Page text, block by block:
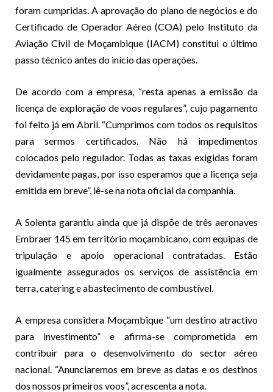
foram cumpridas. A aprovação do plano de negócios e do
Certificado de Operador Aéreo (COA) pelo Instituto da
Aviação Civil de Moçambique (IACM) constitui o último
passo técnico antes do início das operações.
De acordo com a empresa, “resta apenas a emissão da
licença de exploração de voos regulares”, cujo pagamento
foi feito já em Abril. “Cumprimos com todos os requisitos
para sermos certificados. Não há impedimentos
colocados pelo regulador. Todas as taxas exigidas foram
devidamente pagas, por isso esperamos que a licença seja
emitida em breve”, lê-se na nota oficial da companhia.
A Solenta garantiu ainda que já dispõe de três aeronaves
Embraer 145 em território moçambicano, com equipas de
tripulação e apoio operacional contratadas. Estão
igualmente assegurados os serviços de assistência em
terra, catering e abastecimento de combustível.
A empresa considera Moçambique “um destino atractivo
para investimento” e afirma-se comprometida em
contribuir para o desenvolvimento do sector aéreo
nacional. “Anunciaremos em breve as datas e os destinos
dos nossos primeiros voos”, acrescenta a nota.